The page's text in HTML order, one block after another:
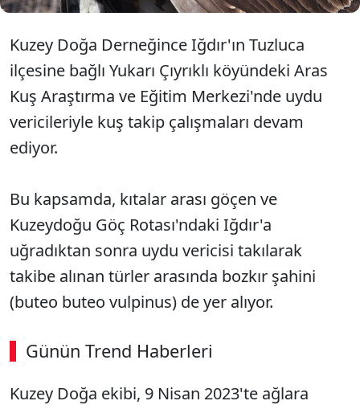
Kuzey Doğa Derneğince Iğdır'ın Tuzluca
ilçesine bağlı Yukarı Çıyrıklı köyündeki Aras
Kuş Araştırma ve Eğitim Merkezi'nde uydu
vericileriyle kuş takip çalışmaları devam
ediyor.
Bu kapsamda, kıtalar arası göçen ve
Kuzeydoğu Göç Rotası'ndaki Iğdır'a
uğradıktan sonra uydu vericisi takılarak
takibe alınan türler arasında bozkır şahini
(buteo buteo vulpinus) de yer alıyor.
Günün Trend Haberleri
00:02 / 09:08
Sesi Aç
Kuzey Doğa ekibi, 9 Nisan 2023'te ağlara